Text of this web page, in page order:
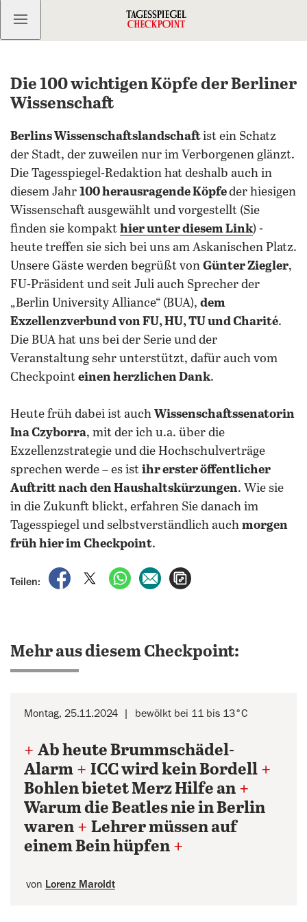
Kostenlos anmelden
Die 100 wichtigen Köpfe der Berliner
Wissenschaft
Berlins Wissenschaftslandschaftist ein Schatz
der Stadt, der zuweilen nur im Verborgenen glänzt.
Die Tagesspiegel-Redaktion hat deshalb auch in
diesem Jahr 100 herausragende Köpfeder hiesigen
Wissenschaft ausgewählt und vorgestellt (Sie
finden sie kompakt hier unter diesem Link) -
heute treffen sie sich bei uns am Askanischen Platz.
Unsere Gäste werden begrüßt von Günter Ziegler,
FU-Präsident und seit Juli auch Sprecher der
„Berlin University Alliance“ (BUA), dem
Exzellenzverbund von FU, HU, TU und Charité.
Die BUA hat uns bei der Serie und der
Veranstaltung sehr unterstützt, dafür auch vom
Checkpoint einen herzlichen Dank.
Heute früh dabei ist auch Wissenschaftssenatorin
Ina Czyborra, mit der ich u.a. über die
Exzellenzstrategie und die Hochschulverträge
sprechen werde – es ist ihr erster öffentlicher
Auftritt nach den Haushaltskürzungen. Wie sie
in die Zukunft blickt, erfahren Sie danach im
Tagesspiegel und selbstverständlich auch morgen
früh hier im Checkpoint.
Teilen:
auf Facebook teilen
auf X teilenper WhatsApp teilen
per E-Mail teilen
Mehr aus diesem Checkpoint:
Montag, 25.11.2024 bewölkt bei 11 bis 13°C
+ Ab heute Brummschädel-
Alarm + ICC wird kein Bordell +
Bohlen bietet Merz Hilfe an +
Warum die Beatles nie in Berlin
waren + Lehrer müssen auf
einem Bein hüpfen +
von Lorenz Maroldt